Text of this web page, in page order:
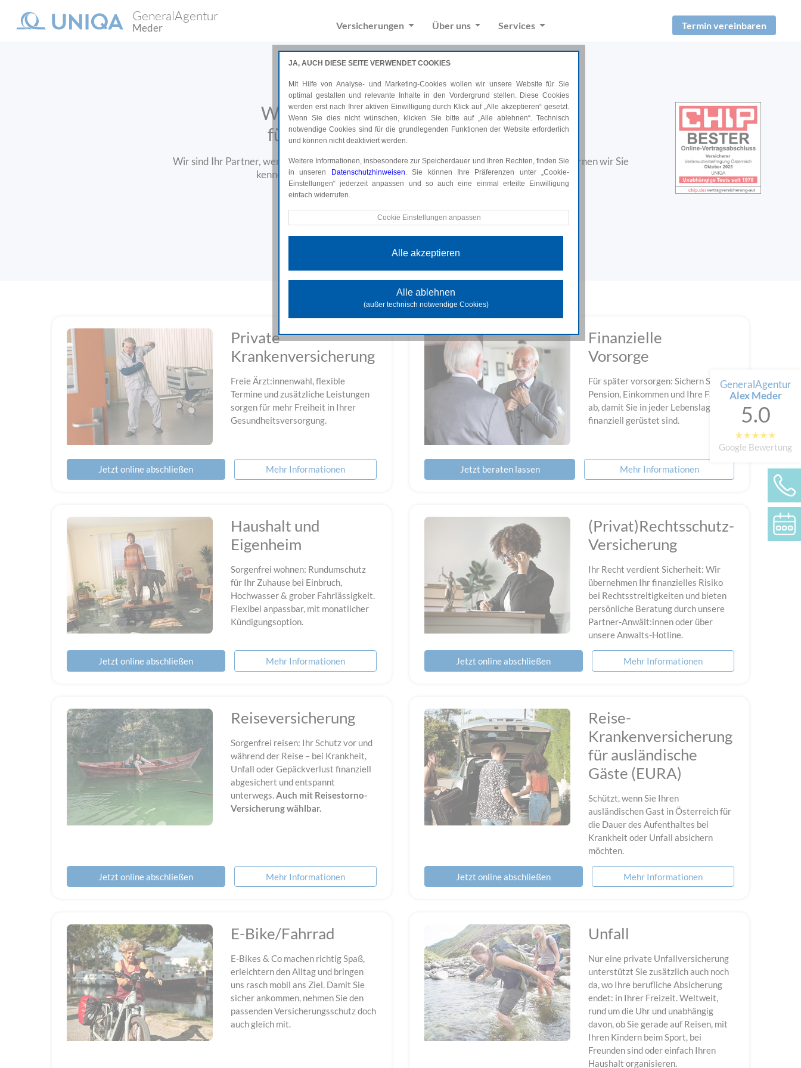
GeneralAgentur
Meder Versicherungen Über uns Services Termin vereinbaren
GeneralAgentur
Alex Meder
5.0
Google Bewertung
Wir bieten professionelle Lösungen
für Ihre individuelle Versicherung.
Wir sind Ihr Partner, wenn es um Sicherheit und Vorsorge geht. Durch persönliche Beratung lernen wir Sie
kennen und erstellen Lösungen, die perfekt zu Ihrem Leben passen.
Auch im Schadensfall sind wir für Sie da.
Private
Krankenversicherung
Freie Ärzt:innenwahl, flexible
Termine und zusätzliche Leistungen
sorgen für mehr Freiheit in Ihrer
Gesundheitsversorgung.
Jetzt online abschließen Mehr Informationen
Finanzielle
Vorsorge
Für später vorsorgen: Sichern Sie
Pension, Einkommen und Ihre Familie
ab, damit Sie in jeder Lebenslage
finanziell gerüstet sind.
Jetzt beraten lassen Mehr Informationen
Haushalt und
Eigenheim
Sorgenfrei wohnen: Rundumschutz
für Ihr Zuhause bei Einbruch,
Hochwasser & grober Fahrlässigkeit.
Flexibel anpassbar, mit monatlicher
Kündigungsoption.
Jetzt online abschließen Mehr Informationen
(Privat)Rechtsschutz-
Versicherung
Ihr Recht verdient Sicherheit: Wir
übernehmen Ihr finanzielles Risiko
bei Rechtsstreitigkeiten und bieten
persönliche Beratung durch unsere
Partner-Anwält:innen oder über
unsere Anwalts-Hotline.
Jetzt online abschließen Mehr Informationen
Reiseversicherung
Sorgenfrei reisen: Ihr Schutz vor und
während der Reise – bei Krankheit,
Unfall oder Gepäckverlust finanziell
abgesichert und entspannt
unterwegs.Auch mit Reisestorno-
Versicherung wählbar.
Jetzt online abschließen Mehr Informationen
Reise-
Krankenversicherung
für ausländische
Gäste (EURA)
Schützt, wenn Sie Ihren
ausländischen Gast in Österreich für
die Dauer des Aufenthaltes bei
Krankheit oder Unfall absichern
möchten.
Jetzt online abschließen Mehr Informationen
E-Bike/Fahrrad
E-Bikes & Co machen richtig Spaß,
erleichtern den Alltag und bringen
uns rasch mobil ans Ziel. Damit Sie
sicher ankommen, nehmen Sie den
passenden Versicherungsschutz doch
auch gleich mit.
Unfall
Nur eine private Unfallversicherung
unterstützt Sie zusätzlich auch noch
da, wo Ihre berufliche Absicherung
endet: in Ihrer Freizeit. Weltweit,
rund um die Uhr und unabhängig
davon, ob Sie gerade auf Reisen, mit
Ihren Kindern beim Sport, bei
Freunden sind oder einfach Ihren
Haushalt organisieren.
JA, AUCH DIESE SEITE VERWENDET COOKIES
Mit Hilfe von Analyse- und Marketing-Cookies wollen wir unsere Website für Sie
optimal gestalten und relevante Inhalte in den Vordergrund stellen. Diese Cookies
werden erst nach Ihrer aktiven Einwilligung durch Klick auf „Alle akzeptieren“ gesetzt.
Wenn Sie dies nicht wünschen, klicken Sie bitte auf „Alle ablehnen“. Technisch
notwendige Cookies sind für die grundlegenden Funktionen der Website erforderlich
und können nicht deaktiviert werden.
Weitere Informationen, insbesondere zur Speicherdauer und Ihren Rechten, finden Sie
in unseren
Datenschutzhinweisen. Sie können Ihre Präferenzen unter „Cookie-
Einstellungen“ jederzeit anpassen und so auch eine einmal erteilte Einwilligung
einfach widerrufen.
Technische Cookies
Website-Nutzung. Damit analysieren wir das Verhalten und die Zugriffsquellen
der Besuchenden und können in weiterer Folge die zur Verfügung gestellten
Diese Cookies dienen dazu Marketingaktivitäten zu optimieren und werden von
unseren Werbepartnern genutzt, um Ihnen sowohl auf unserer Seite als auch
auf anderen Webseiten passendere Werbung und Inhalte anzuzeigen.
Cookie Einstellungen anpassen
Alle akzeptieren
Alle ablehnen
(außer technisch notwendige Cookies)